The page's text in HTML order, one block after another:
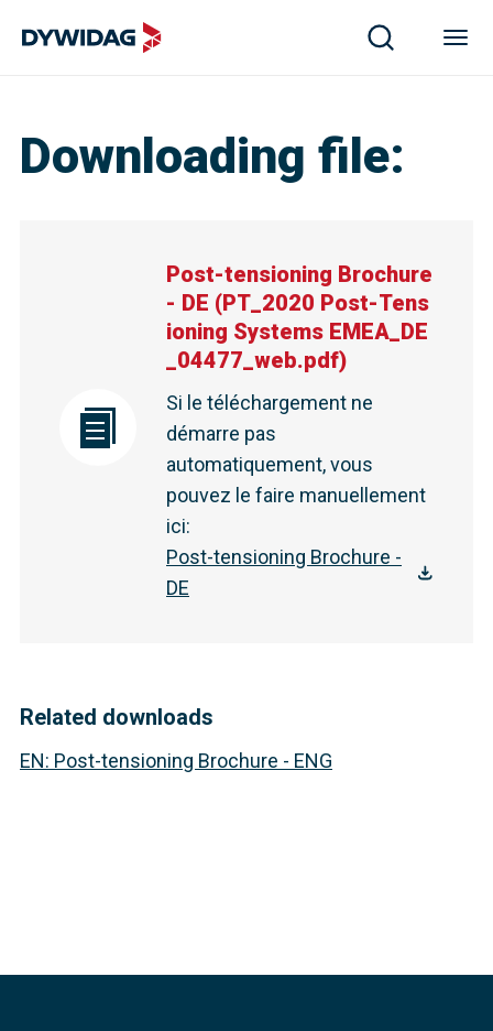
Downloading file:
Post-tensioning Brochure
- DE (PT_2020 Post-Tens
ioning Systems EMEA_DE
_04477_web.pdf)
Si le téléchargement ne
démarre pas
automatiquement, vous
pouvez le faire manuellement
ici:
Post-tensioning Brochure -
DE
Related downloads
EN: Post-tensioning Brochure - ENG